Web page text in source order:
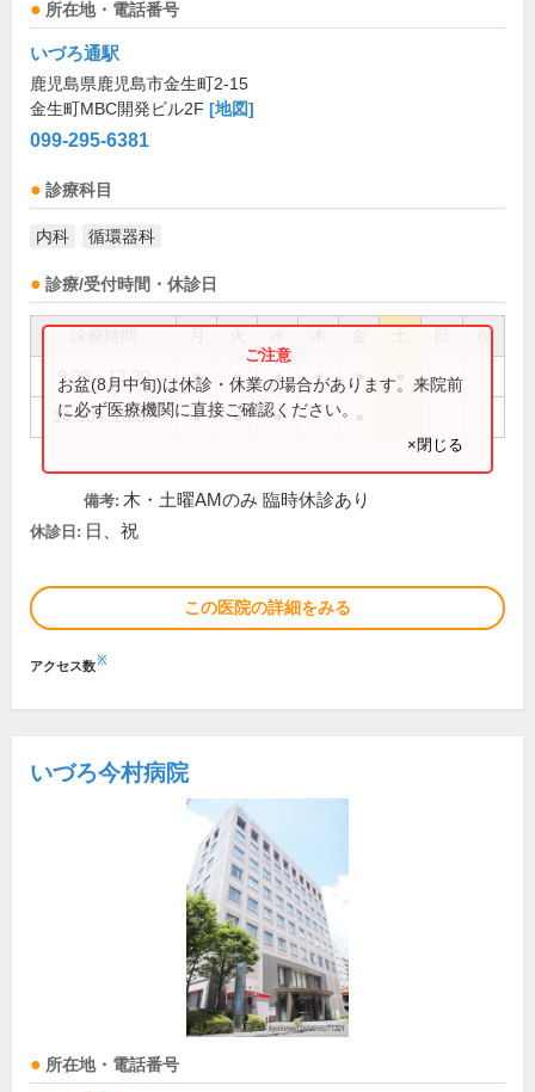
所在地・電話番号
いづろ通駅
鹿児島県鹿児島市金生町2-15
金生町MBC開発ビル2F [地図]
099-295-6381
診療科目
内科 循環器科
診療/受付時間・休診日
祝
9:00～12:30 ● ● ● ● ●
14:00～18:30 ● ● ●
お盆(8月中旬)は休診・休業の場合があります。来院前
に必ず医療機関に直接ご確認ください。
×閉じる
備考: 木・土曜AMのみ 臨時休診あり
休診日: 日、祝
この医院の詳細をみる
アクセス数※
いづろ今村病院
所在地・電話番号